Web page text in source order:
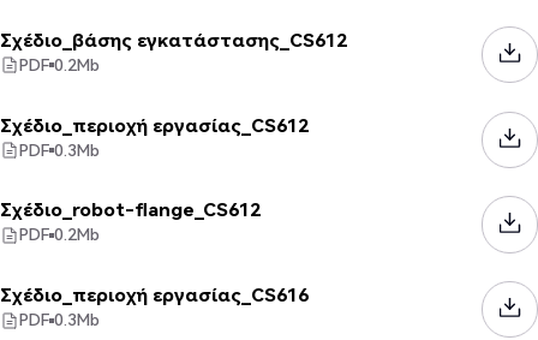
Σχέδιο_βάσης εγκατάστασης_CS612
PDF 0.2Mb
Σχέδιο_περιοχή εργασίας_CS612
PDF 0.3Mb
Σχέδιο_robot-flange_CS612
PDF 0.2Mb
Σχέδιο_περιοχή εργασίας_CS616
PDF 0.3Mb